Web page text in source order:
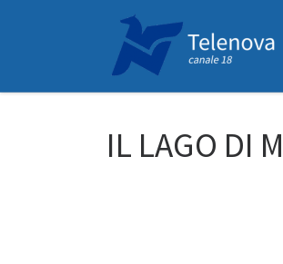
Passa al contenuto
IL LAGO DI